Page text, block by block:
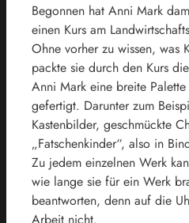
Begonnen hat Anni Mark
einen Kurs am
Ohne vorher zu wissen, was
packte sie durch den Kurs
Anni Mark eine breite
gefertigt. Darunter zum
Kastenbilder, geschmückte
„Fatschenkinder“, also in
Zu jedem einzelnen Werk
wie lange sie für ein Werk
beantworten, denn auf die
Arbeit nicht.